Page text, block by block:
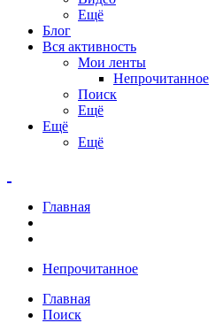
Ещё
Блог
Вся активность
Мои ленты
Непрочитанное
Поиск
Ещё
Ещё
Ещё
Главная
Непрочитанное
Главная
Поиск